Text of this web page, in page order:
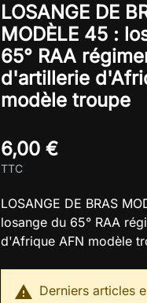
LOSANGE DE
MODÈLE 45 :
65° RAA
d'artillerie
modèle troupe
6,00 €
TTC
LOSANGE DE BRAS
losange du 65° RAA
d'Afrique AFN modèle
 Derniers articles